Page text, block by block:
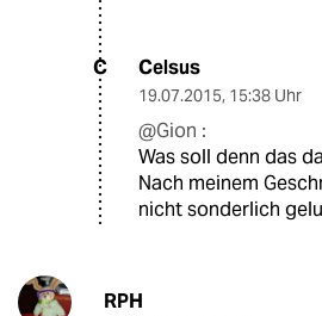
C Celsus
19.07.2015, 15:38 Uhr
@Gion :
Was soll denn das
Nach meinem
nicht sonderlich
RPH